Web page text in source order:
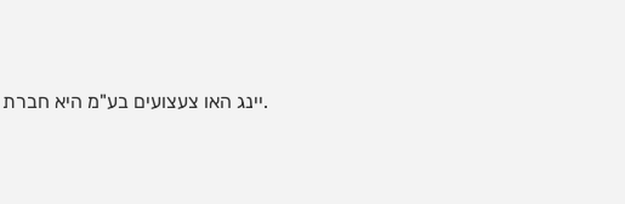
יינג האו צעצועים בע"מ היא חברת ייצור מודרנית. התמקדנו בניהול מאז הקמתנו. יינג האו צעצועים מחויבת לספק ללקוחותיה שירותים מצוינים.